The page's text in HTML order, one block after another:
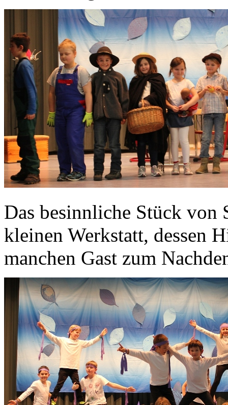
Das besinnliche Stück von
kleinen Werkstatt, dessen
manchen Gast zum